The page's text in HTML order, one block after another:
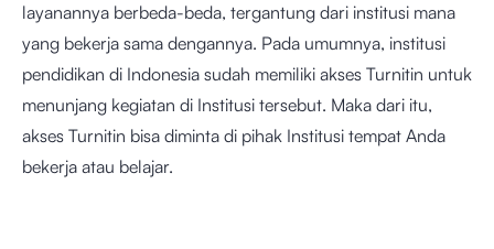
layanannya berbeda-beda, tergantung dari institusi mana
yang bekerja sama dengannya. Pada umumnya, institusi
pendidikan di Indonesia sudah memiliki akses Turnitin untuk
menunjang kegiatan di Institusi tersebut. Maka dari itu,
akses Turnitin bisa diminta di pihak Institusi tempat Anda
bekerja atau belajar.